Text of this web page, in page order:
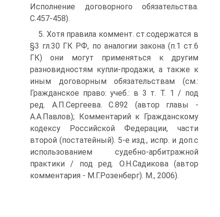
Исполнение договорного обязательства.
С.457-458).
5. Хотя правила коммент. ст.содержатся в
§3 гл.30 ГК РФ, по аналогии закона (п.1 ст.6
ГК) они могут применяться к другим
разновидностям купли-продажи, а также к
иным договорным обязательствам (см.:
Гражданское право: учеб.: в 3 т. Т. 1 / под
ред. А.П.Сергеева. С.892 (автор главы -
А.А.Павлов); Комментарий к Гражданскому
кодексу Российской Федерации, части
второй (постатейный). 5-е изд., испр. и доп.с
использованием судебно-арбитражной
практики / под ред. О.Н.Садикова (автор
комментария - М.Г.Розенберг). М., 2006).